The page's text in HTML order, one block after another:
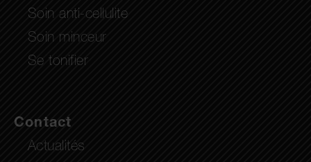
Soin anti-cellulite
Soin minceur
Se tonifier
Contact
Actualités